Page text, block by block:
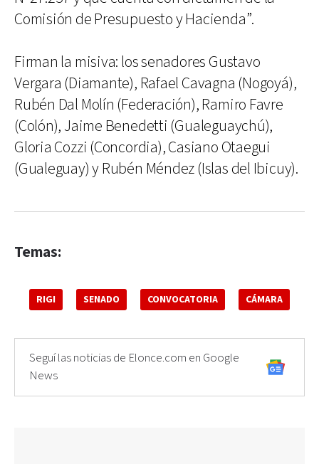
Comisión de Presupuesto y Hacienda”.
Firman la misiva: los senadores Gustavo
Vergara (Diamante), Rafael Cavagna (Nogoyá),
Rubén Dal Molín (Federación), Ramiro Favre
(Colón), Jaime Benedetti (Gualeguaychú),
Gloria Cozzi (Concordia), Casiano Otaegui
(Gualeguay) y Rubén Méndez (Islas del Ibicuy).
Temas:
RIGI SENADO CONVOCATORIA CÁMARA
Seguí las noticias de Elonce.com en Google
News